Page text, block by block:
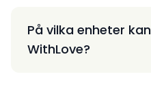
På vilka enheter
WithLove?